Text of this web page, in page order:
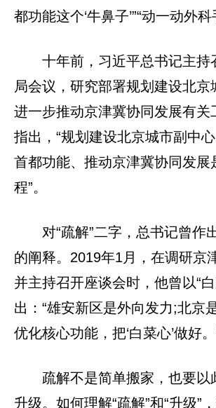
都功能这个‘牛鼻子’”“动一动外科
十年前，习近平总书记主持
局会议，研究部署规划建设北京
进一步推动京津冀协同发展有关
指出，“规划建设北京城市副中
首都功能、推动京津冀协同发展
程”。
对“疏解”二字，总书记曾作
的阐释。2019年1月，在调研京
并主持召开座谈会时，他曾以“
出：“雄安新区是外向发力;北京
优化核心功能，把‘白菜心’做好。
疏解不是简单搬家，也要以
升级。如何理解“疏解”和“升级”